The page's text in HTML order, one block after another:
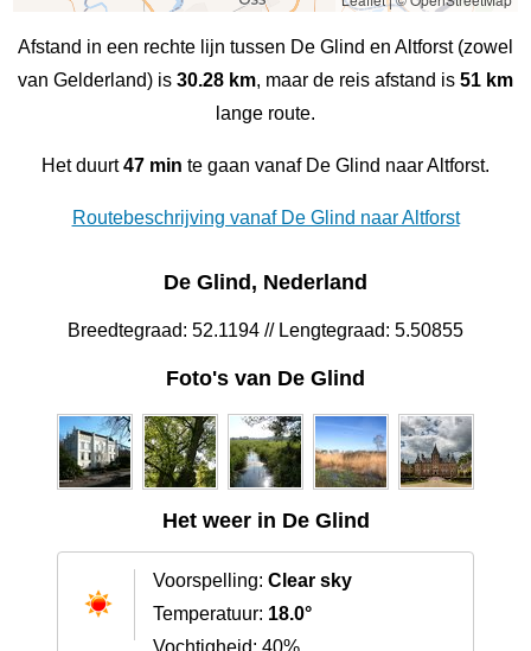
Afstand in een rechte lijn tussen De Glind en Altforst (zowel
van Gelderland) is 30.28 km, maar de reis afstand is 51 km
lange route.
Het duurt47 min te gaan vanaf De Glind naar Altforst.
Routebeschrijving vanaf De Glind naar Altforst
De Glind, Nederland
Breedtegraad: 52.1194 // Lengtegraad: 5.50855
Foto's van De Glind
Het weer in De Glind
Voorspelling: Clear sky
Temperatuur: 18.0°